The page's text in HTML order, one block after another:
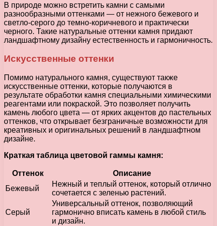
В природе можно встретить камни с самыми
разнообразными оттенками — от нежного бежевого и
светло-серого до темно-коричневого и практически
черного. Такие натуральные оттенки камня придают
ландшафтному дизайну естественность и гармоничность.
Искусственные оттенки
Помимо натурального камня, существуют также
искусственные оттенки, которые получаются в
результате обработки камня специальными химическими
реагентами или покраской. Это позволяет получить
камень любого цвета — от ярких акцентов до пастельных
оттенков, что открывает безграничные возможности для
креативных и оригинальных решений в ландшафтном
дизайне.
Краткая таблица цветовой гаммы камня:
Оттенок
Описание
Бежевый
Нежный и теплый оттенок, который отлично
сочетается с зеленью растений.
Серый
Универсальный оттенок, позволяющий
гармонично вписать камень в любой стиль
и дизайн.